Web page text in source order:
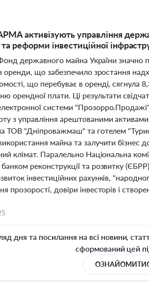
активізують управління
реформи інвестиційної
державного майна України
оренди, що забезпечило зростання
що перебуває в оренді, сягнула
орендної плати. Ці результати
системи
з управління арештованими
ТОВ "Дніпроважмаш" та готелем
майна та залучити
клімат. Паралельно Національна
реконструкції та розвитку
інвестиційних рахунків,
прозорості, довіри інвесторів і
дня та посилання на всі новини,
сформований цей